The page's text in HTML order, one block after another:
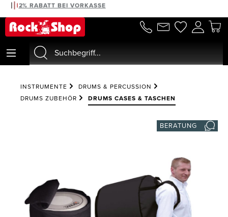
springen
2% RABATT BEI VORKASSE
INSTRUMENTE
DRUMS & PERCUSSION
DRUMS ZUBEHÖR
DRUMS CASES & TASCHEN
BERATUNG